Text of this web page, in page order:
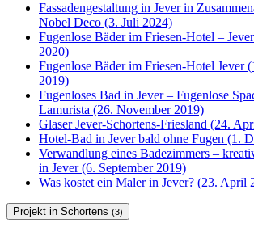
Fassadengestaltung in Jever in
Nobel Deco (3. Juli 2024)
Fugenlose Bäder im Friesen-Hotel –
2020)
Fugenlose Bäder im Friesen-Hotel Jever
2019)
Fugenloses Bad in Jever – Fugenlose
Lamurista (26. November 2019)
Glaser Jever-Schortens-Friesland (24.
Hotel-Bad in Jever bald ohne Fugen (1.
Verwandlung eines Badezimmers –
in Jever (6. September 2019)
Was kostet ein Maler in Jever? (23. April
Projekt in Schortens (3)